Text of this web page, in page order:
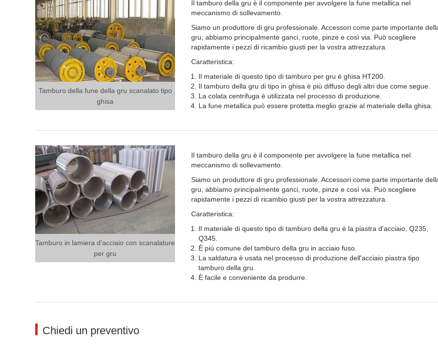
Tamburo della fune della gru scanalato tipo
ghisa
Il tamburo della gru è il componente per avvolgere la fune metallica nel
meccanismo di sollevamento.
Siamo un produttore di gru professionale. Accessori come parte importante
gru, abbiamo principalmente ganci, ruote, pinze e così via. Può scegliere
rapidamente i pezzi di ricambio giusti per la vostra attrezzatura.
Caratteristica:
Il materiale di questo tipo di tamburo per gru è ghisa HT200.
Il tamburo della gru di tipo in ghisa è più diffuso degli altri due come segue.
La colata centrifuga è utilizzata nel processo di produzione.
La fune metallica può essere protetta meglio grazie al materiale della ghisa.
Tamburo in lamiera d'acciaio con scanalature
per gru
Il tamburo della gru è il componente per avvolgere la fune metallica nel
meccanismo di sollevamento.
Siamo un produttore di gru professionale. Accessori come parte importante
gru, abbiamo principalmente ganci, ruote, pinze e così via. Può scegliere
rapidamente i pezzi di ricambio giusti per la vostra attrezzatura.
Caratteristica:
Il materiale di questo tipo di tamburo della gru è la piastra d'acciaio, Q235,
Q345.
È più comune del tamburo della gru in acciaio fuso.
La saldatura è usata nel processo di produzione dell'acciaio piastra tipo
tamburo della gru.
È facile e conveniente da produrre.
Chiedi un preventivo